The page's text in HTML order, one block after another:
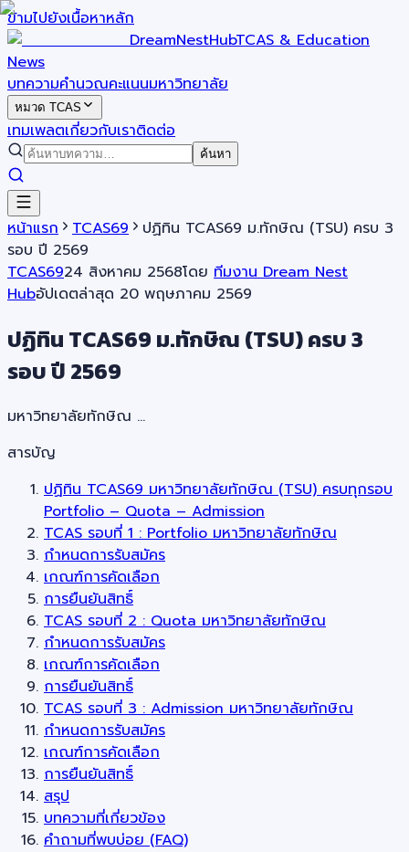
ข้ามไปยังเนื้อหาหลัก
DreamNestHubTCAS & Education
News
บทความคำนวณคะแนนมหาวิทยาลัย
หมวด TCAS
เทมเพลตเกี่ยวกับเราติดต่อ
ค้นหา
หน้าแรก TCAS69
ปฏิทิน TCAS69 ม.ทักษิณ (TSU) ครบ 3
รอบ ปี 2569
TCAS6924 สิงหาคม 2568โดย ทีมงาน Dream Nest
Hubอัปเดตล่าสุด 20 พฤษภาคม 2569
ปฏิทิน TCAS69 ม.ทักษิณ (TSU) ครบ 3
รอบ ปี 2569
มหาวิทยาลัยทักษิณ …
สารบัญ
ปฏิทิน TCAS69 มหาวิทยาลัยทักษิณ (TSU) ครบทุกรอบ
Portfolio – Quota – Admission
TCAS รอบที่ 1 : Portfolio มหาวิทยาลัยทักษิณ
กำหนดการรับสมัคร
เกณฑ์การคัดเลือก
การยืนยันสิทธิ์
TCAS รอบที่ 2 : Quota มหาวิทยาลัยทักษิณ
กำหนดการรับสมัคร
เกณฑ์การคัดเลือก
การยืนยันสิทธิ์
TCAS รอบที่ 3 : Admission มหาวิทยาลัยทักษิณ
กำหนดการรับสมัคร
เกณฑ์การคัดเลือก
การยืนยันสิทธิ์
สรุป
บทความที่เกี่ยวข้อง
คำถามที่พบบ่อย (FAQ)